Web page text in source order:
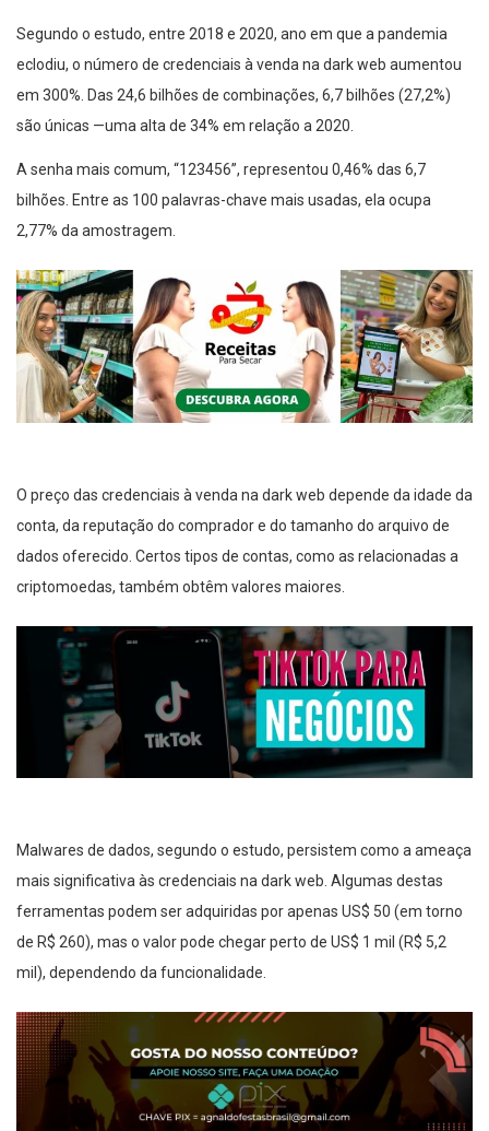
Segundo o estudo, entre 2018 e 2020, ano em que a pandemia
eclodiu, o número de credenciais à venda na dark web aumentou
em 300%. Das 24,6 bilhões de combinações, 6,7 bilhões (27,2%)
são únicas —uma alta de 34% em relação a 2020.
A senha mais comum, “123456”, representou 0,46% das 6,7
bilhões. Entre as 100 palavras-chave mais usadas, ela ocupa
2,77% da amostragem.
O preço das credenciais à venda na dark web depende da idade da
conta, da reputação do comprador e do tamanho do arquivo de
dados oferecido. Certos tipos de contas, como as relacionadas a
criptomoedas, também obtêm valores maiores.
Malwares de dados, segundo o estudo, persistem como a ameaça
mais significativa às credenciais na dark web. Algumas destas
ferramentas podem ser adquiridas por apenas US$ 50 (em torno
de R$ 260), mas o valor pode chegar perto de US$ 1 mil (R$ 5,2
mil), dependendo da funcionalidade.